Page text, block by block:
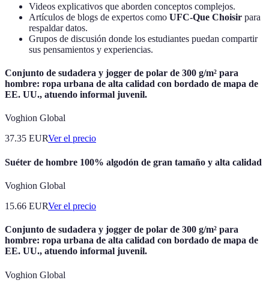
Videos explicativos que aborden conceptos complejos.
Artículos de blogs de expertos como UFC-Que Choisir para
respaldar datos.
Grupos de discusión donde los estudiantes puedan compartir
sus pensamientos y experiencias.
Conjunto de sudadera y jogger de polar de 300 g/m² para
hombre: ropa urbana de alta calidad con bordado de mapa de
EE. UU., atuendo informal juvenil.
Voghion Global
37.35 EURVer el precio
Suéter de hombre 100% algodón de gran tamaño y alta calidad
Voghion Global
15.66 EURVer el precio
Conjunto de sudadera y jogger de polar de 300 g/m² para
hombre: ropa urbana de alta calidad con bordado de mapa de
EE. UU., atuendo informal juvenil.
Voghion Global